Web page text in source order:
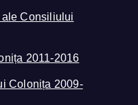
Consiliului
2011-2016
Colonița 2009-